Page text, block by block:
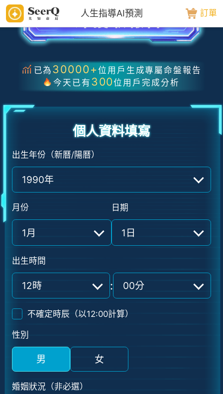
人生指導AI預測 訂單
已為 30000+位用戶生成專屬命盤報告
今天已有 300位用戶完成分析
個人資料填寫
出生年份（新曆/陽曆）
1990年
月份
1月
日期
1日
出生時間
12時 : 00分
不確定時辰（以12:00計算）
性別
男 女
婚姻狀況 （非必選）